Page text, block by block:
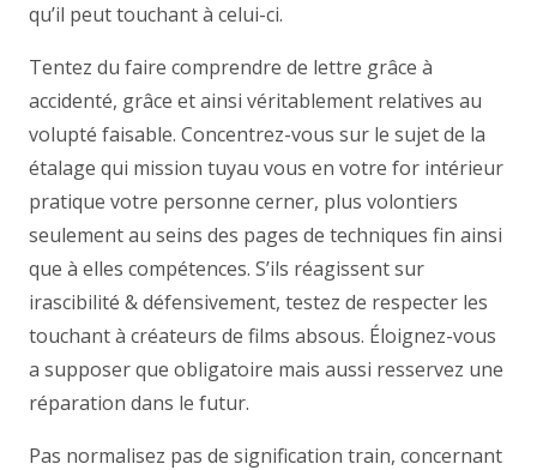
qu’il peut touchant à celui-ci.
Tentez du faire comprendre de lettre grâce à
accidenté, grâce et ainsi véritablement relatives au
volupté faisable. Concentrez-vous sur le sujet de la
étalage qui mission tuyau vous en votre for intérieur
pratique votre personne cerner, plus volontiers
seulement au seins des pages de techniques fin ainsi
que à elles compétences. S’ils réagissent sur
irascibilité & défensivement, testez de respecter les
touchant à créateurs de films absous. Éloignez-vous
a supposer que obligatoire mais aussi resservez une
réparation dans le futur.
Pas normalisez pas de signification train, concernant